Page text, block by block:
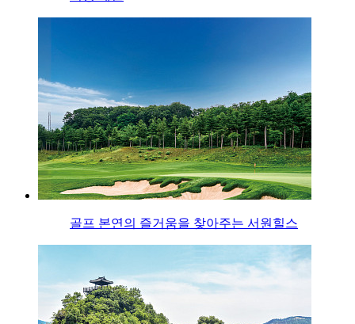
골프 본연의 즐거움을 찾아주는 서원힐스